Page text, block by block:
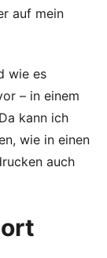
auf mein
wie es
– in einem
kann ich
wie in einen
auch